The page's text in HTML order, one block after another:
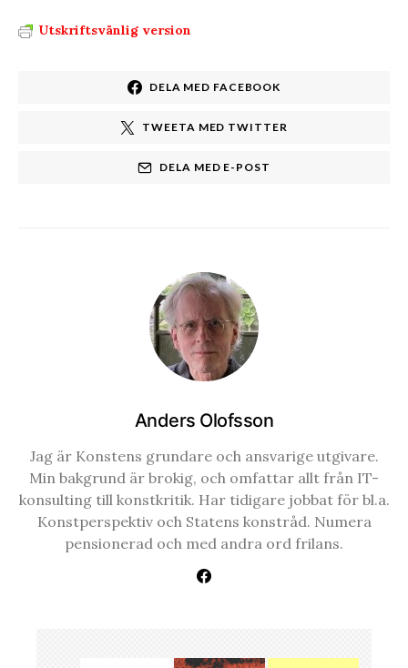
Utskriftsvänlig version
DELA MED FACEBOOK
TWEETA MED TWITTER
DELA MED E-POST
Anders Olofsson
Jag är Konstens grundare och ansvarige utgivare.
Min bakgrund är brokig, och omfattar allt från IT-
konsulting till konstkritik. Har tidigare jobbat för bl.a.
Konstperspektiv och Statens konstråd. Numera
pensionerad och med andra ord frilans.